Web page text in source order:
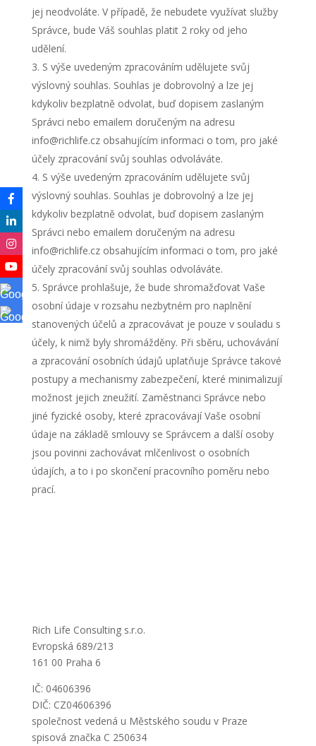
jej neodvoláte. V případě, že nebudete využívat služby
Správce, bude Váš souhlas platit 2 roky od jeho
udělení.
S výše uvedeným zpracováním udělujete svůj
výslovný souhlas. Souhlas je dobrovolný a lze jej
kdykoliv bezplatně odvolat, buď dopisem zaslaným
Správci nebo emailem doručeným na adresu
info@richlife.cz obsahujícím informaci o tom, pro jaké
účely zpracování svůj souhlas odvoláváte.
S výše uvedeným zpracováním udělujete svůj
výslovný souhlas. Souhlas je dobrovolný a lze jej
kdykoliv bezplatně odvolat, buď dopisem zaslaným
Správci nebo emailem doručeným na adresu
info@richlife.cz obsahujícím informaci o tom, pro jaké
účely zpracování svůj souhlas odvoláváte.
Správce prohlašuje, že bude shromažďovat Vaše
osobní údaje v rozsahu nezbytném pro naplnění
stanovených účelů a zpracovávat je pouze v souladu s
účely, k nimž byly shromážděny. Při sběru, uchovávání
a zpracování osobních údajů uplatňuje Správce takové
postupy a mechanismy zabezpečení, které minimalizují
možnost jejich zneužití. Zaměstnanci Správce nebo
jiné fyzické osoby, které zpracovávají Vaše osobní
údaje na základě smlouvy se Správcem a další osoby
jsou povinni zachovávat mlčenlivost o osobních
údajích, a to i po skončení pracovního poměru nebo
prací.
Rich Life Consulting s.r.o.
Evropská 689/213
161 00 Praha 6
IČ: 04606396
DIČ: CZ04606396
společnost vedená u Městského soudu v Praze
spisová značka C 250634